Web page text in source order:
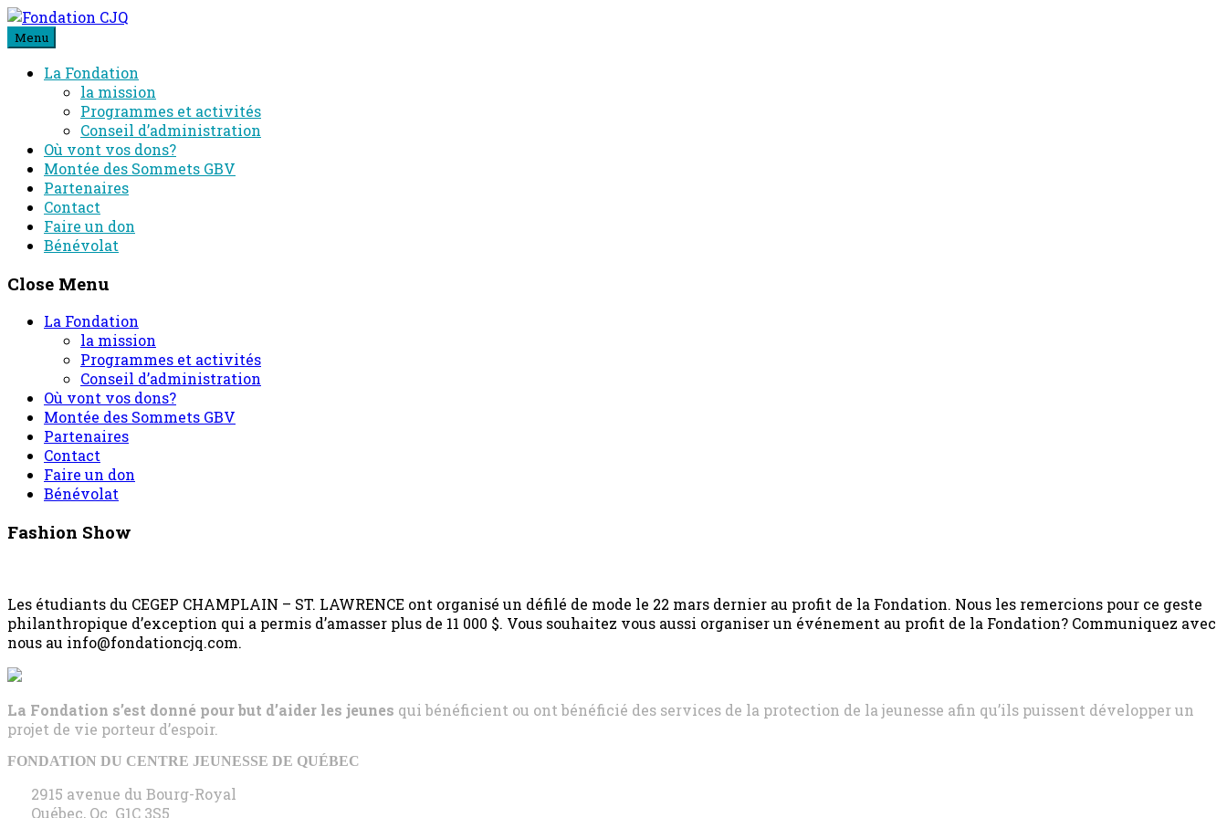
Skip
to
content
Menu
La Fondation
la mission
Programmes et activités
Conseil d’administration
Où vont vos dons?
Montée des Sommets GBV
Partenaires
Contact
Faire un don
Bénévolat
Close Menu
La Fondation
la mission
Programmes et activités
Conseil d’administration
Où vont vos dons?
Montée des Sommets GBV
Partenaires
Contact
Faire un don
Bénévolat
Fashion Show
Les étudiants du CEGEP CHAMPLAIN – ST. LAWRENCE ont organisé un défilé de mode le 22 mars dernier au profit de la Fondation. Nous les remercions pour ce geste
philanthropique d’exception qui a permis d’amasser plus de 11 000 $. Vous souhaitez vous aussi organiser un événement au profit de la Fondation? Communiquez avec
nous au info@fondationcjq.com.
La Fondation s’est donné pour but d’aider les jeunes qui bénéficient ou ont bénéficié des services de la protection de la jeunesse afin qu’ils puissent développer un
projet de vie porteur d’espoir.
FONDATION DU CENTRE JEUNESSE DE QUÉBEC
2915 avenue du Bourg-Royal
Québec, Qc G1C 3S5